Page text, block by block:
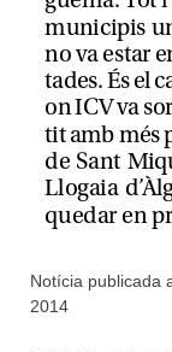
Notícia publicada
2014